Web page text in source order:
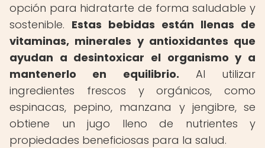
opción para hidratarte de forma saludable y
sostenible. Estas bebidas están llenas de
vitaminas, minerales y antioxidantes que
ayudan a desintoxicar el organismo y a
mantenerlo en equilibrio. Al utilizar
ingredientes frescos y orgánicos, como
espinacas, pepino, manzana y jengibre, se
obtiene un jugo lleno de nutrientes y
propiedades beneficiosas para la salud.